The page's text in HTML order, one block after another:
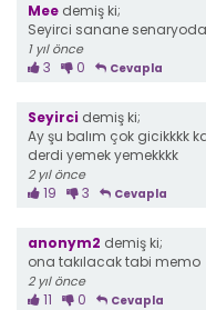
Mee demiş ki;
Seyirci sanane
1 yıl önce
3 0 Cevapla
Seyirci demiş ki;
Ay şu balım çok gicikkkk
derdi yemek yemekkkk
2 yıl önce
19 3 Cevapla
anonym2 demiş ki;
ona takılacak tabi memo
2 yıl önce
11 0 Cevapla